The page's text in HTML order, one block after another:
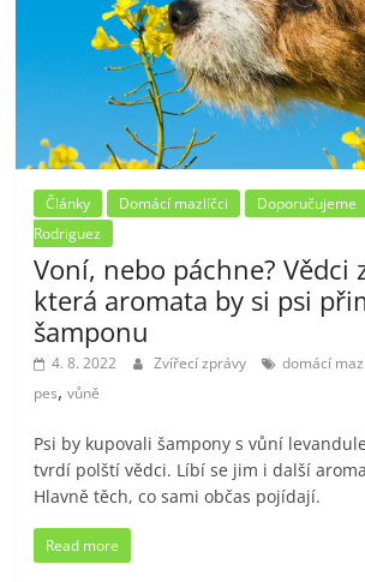
Články Domácí mazlíčci Doporučujeme
Rodriguez
Voní, nebo páchne? Vědci
která aromata by si psi
šamponu
4. 8. 2022 Zvířecí zprávy domácí
pes,vůně
Psi by kupovali šampony s vůní
tvrdí polští vědci. Líbí se jim i další
Hlavně těch, co sami občas pojídají.
Read more